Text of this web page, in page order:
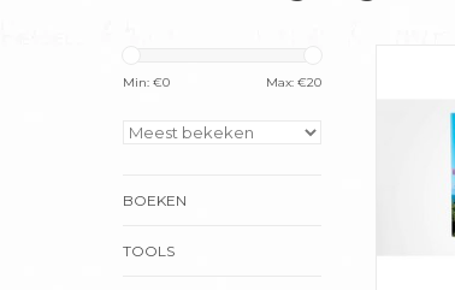
Min: €0 Max: €20
BOEKEN
TOOLS
tips.
stappen